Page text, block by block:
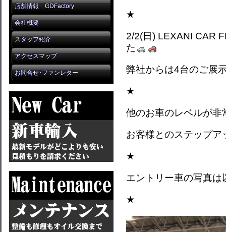
店舗情報 GDFactory
会社概要
スタッフ紹介
アクセスマップ
お問合せ･ファンレター
★
2/2(日) LEXANI CAR
た
弊社からは4台のご展
★
他のお車のレベルが非
お客様とのステップ
★
エントリー車の写真は
★